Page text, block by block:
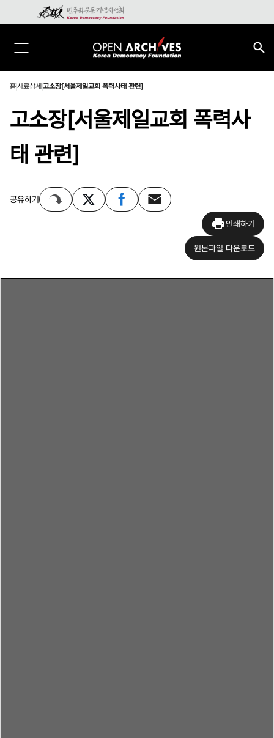
홈사료상세 고소장[서울제일교회 폭력사태 관련]
고소장[서울제일교회 폭력사
태 관련]
공유하기
인쇄하기
원본파일 다운로드